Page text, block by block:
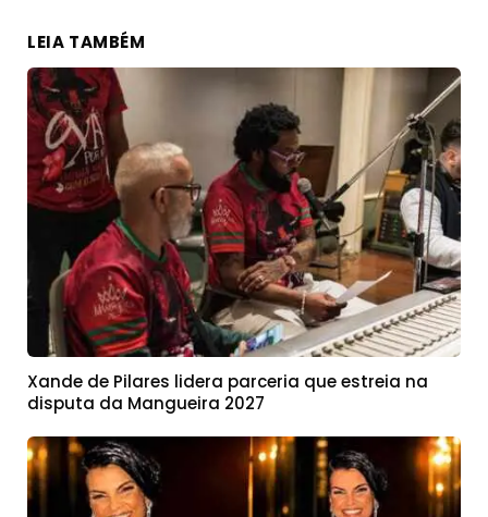
LEIA TAMBÉM
Xande de Pilares lidera parceria que estreia na
disputa da Mangueira 2027